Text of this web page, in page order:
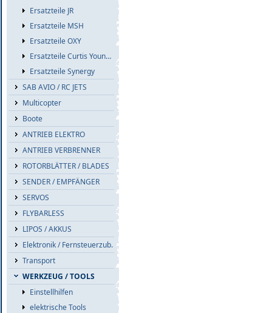
Ersatzteile JR
Ersatzteile MSH
Ersatzteile OXY
Ersatzteile Curtis Youngblood
Ersatzteile Synergy
SAB AVIO / RC JETS
Multicopter
Boote
ANTRIEB ELEKTRO
ANTRIEB VERBRENNER
ROTORBLÄTTER / BLADES
SENDER / EMPFÄNGER
SERVOS
FLYBARLESS
LIPOS / AKKUS
Elektronik / Fernsteuerzub.
Transport
WERKZEUG / TOOLS
Einstellhilfen
elektrische Tools